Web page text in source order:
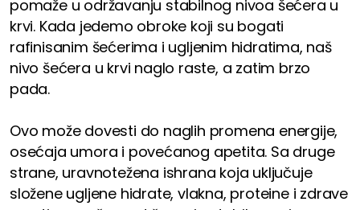
pomaže u održavanju stabilnog nivoa šećera u
krvi. Kada jedemo obroke koji su bogati
rafinisanim šećerima i ugljenim hidratima, naš
nivo šećera u krvi naglo raste, a zatim brzo
pada.
Ovo može dovesti do naglih promena energije,
osećaja umora i povećanog apetita. Sa druge
strane, uravnotežena ishrana koja uključuje
složene ugljene hidrate, vlakna, proteine i zdrave